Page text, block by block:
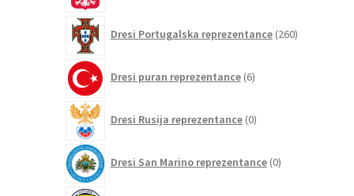
Dresi Portugalska reprezentance 260izdelkov
Dresi puran reprezentance 6izdelkov
Dresi Rusija reprezentance 0izdelkov
Dresi San Marino reprezentance 0izdelkov